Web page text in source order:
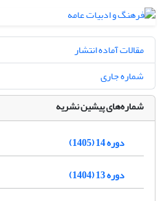
مقالات آماده انتشار
شماره جاری
شماره‌های پیشین نشریه
دوره 14 (1405)
دوره 13 (1404)